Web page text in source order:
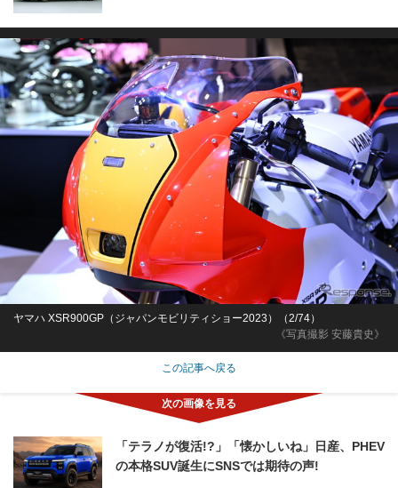
《写真撮影 安藤貴史》
ヤマハ XSR900GP（ジャパンモビリティショー2023）（2/74）
この記事へ戻る
「テラノが復活!?」「懐かしいね」日産、PHEV
の本格SUV誕生にSNSでは期待の声!